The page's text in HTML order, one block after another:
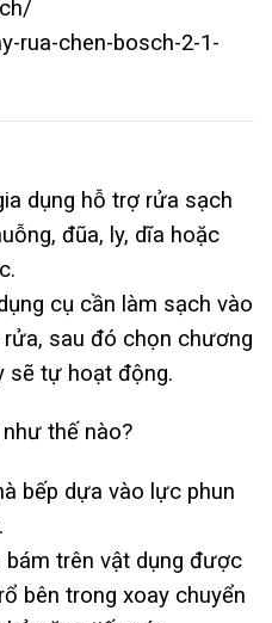
rua-chen-bosch-2-1-
dụng hỗ trợ rửa sạch
đũa, ly, dĩa hoặc
cụ cần làm sạch vào
sau đó chọn chương
sẽ tự hoạt động.
thế nào?
bếp dựa vào lực phun
trên vật dụng được
bên trong xoay chuyển